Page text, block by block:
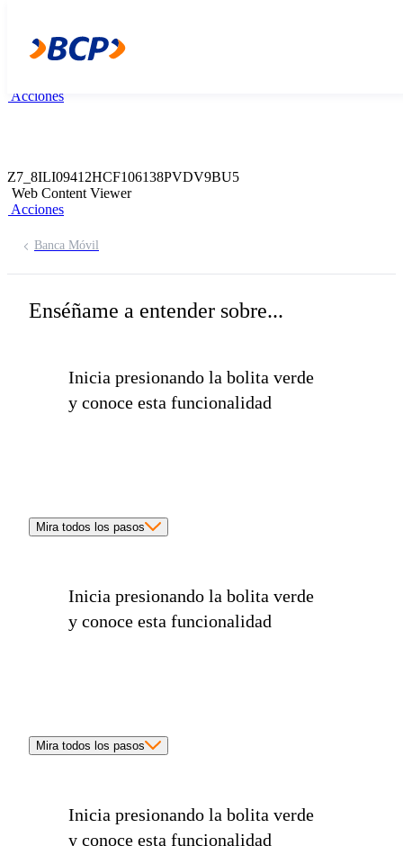
Acciones
Z7_8ILI09412HCF106138PVDV9BU6
Acciones
Z7_8ILI09412HCF106138PVDV9BU5
Web Content Viewer
Acciones
Banca Móvil
Enséñame a entender sobre...
Inicia presionando la bolita verde
y conoce esta funcionalidad
Mira todos los pasos
Inicia presionando la bolita verde
y conoce esta funcionalidad
Mira todos los pasos
Inicia presionando la bolita verde
y conoce esta funcionalidad